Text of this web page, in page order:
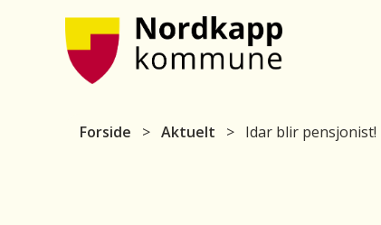
Du er her:
Forside Aktuelt Idar blir pensjonist!